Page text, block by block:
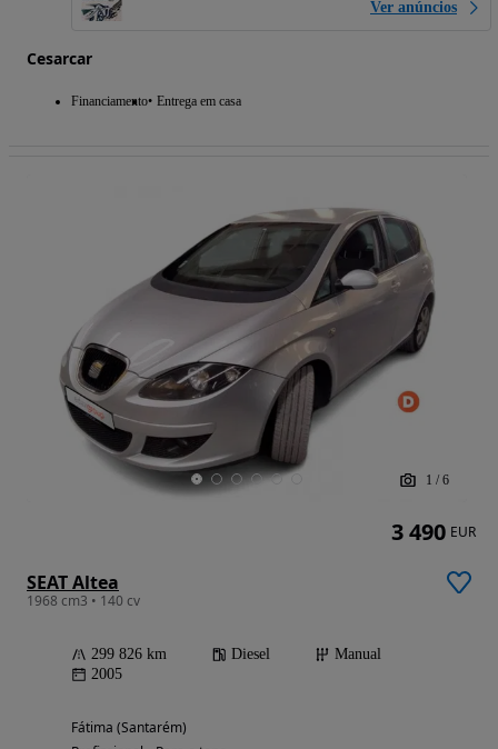
Ver anúncios
Cesarcar
Financiamento Entrega em casa
1 / 6
SEAT Altea
1968 cm3 • 140 cv
299 826 km Diesel
Manual
2005
Fátima (Santarém)
3 490 EUR